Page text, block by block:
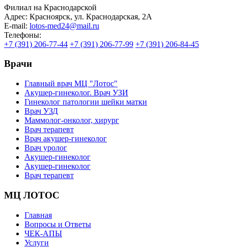
Филиал на Краснодарской
Адрес: Красноярск, ул. Краснодарская, 2А
E-mail: lotos-med24@mail.ru
Телефоны:
+7 (391) 206-77-44 +7 (391) 206-77-99 +7 (391) 206-84-45
Врачи
Главный врач МЦ "Лотос"
Акушер-гинеколог. Врач УЗИ
Гинеколог патологии шейки матки
Врач УЗД
Маммолог-онколог, хирург
Врач терапевт
Врач акушер-гинеколог
Врач уролог
Акушер-гинеколог
Акушер-гинеколог
Врач терапевт
МЦ ЛОТОС
Главная
Вопросы и Ответы
ЧЕК-АПЫ
Услуги